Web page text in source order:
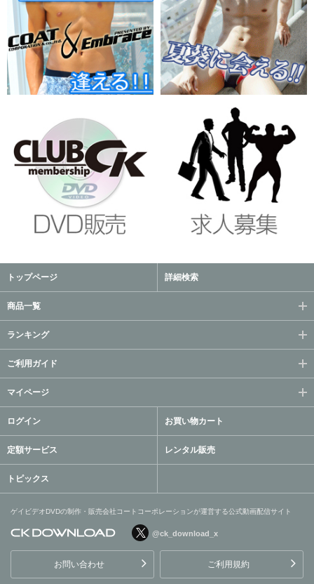
トップページ 詳細検索
商品一覧
ランキング
ご利用ガイド
マイページ
ログイン お買い物カート
定額サービス レンタル販売
トピックス
ゲイビデオDVDの制作・販売会社コートコーポレーションが運営する公式動画配信サイト
ョンが運営する公式動画配
信サイト
@ck_download_x
お問い合わせ ご利用規約